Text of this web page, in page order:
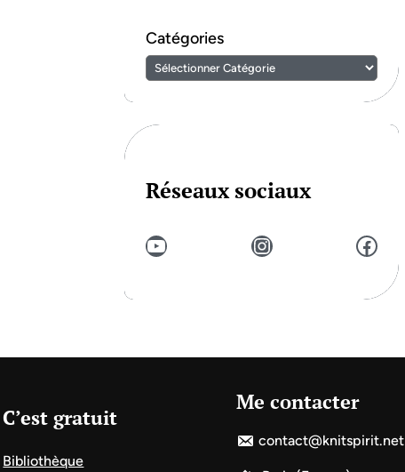
Catégories
Réseaux sociaux
YouTube Instagram Facebook
C’est gratuit
Bibliothèque
Me contacter
contact@knitspirit.net